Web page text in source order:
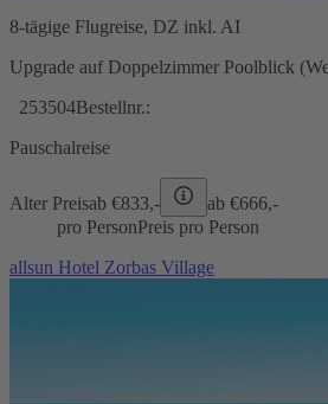
8-tägige Flugreise, DZ inkl. AI
Upgrade auf Doppelzimmer Poolblick
253504Bestellnr.:
Pauschalreise
Alter Preisab €833,- ab €666,-
pro PersonPreis pro Person
allsun Hotel Zorbas Village